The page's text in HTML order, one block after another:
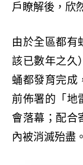
戶瞭解後，欣
由於全區都有
該已數年之久
蛹都發育完成
前佈署的「地
會落幕；配合
內被消滅殆盡。